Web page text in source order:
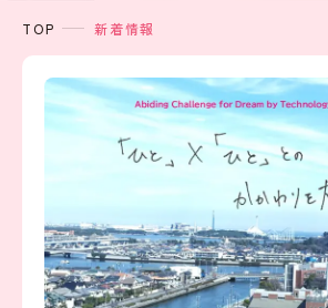
TOP 新着情報